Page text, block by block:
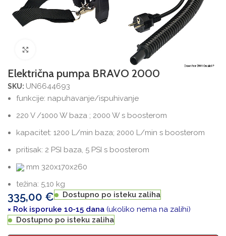
Električna pumpa BRAVO 2000
SKU: UN6644693
funkcije: napuhavanje/ispuhivanje
220 V /1000 W baza ; 2000 W s boosterom
kapacitet: 1200 L/min baza; 2000 L/min s boosterom
pritisak: 2 PSI baza, 5 PSI s boosterom
mm320x170x260
težina: 5,10 kg
335,00 €
Dostupno po isteku zaliha
× Rok isporuke 10-15 dana (ukoliko nema na zalihi)
Dostupno po isteku zaliha